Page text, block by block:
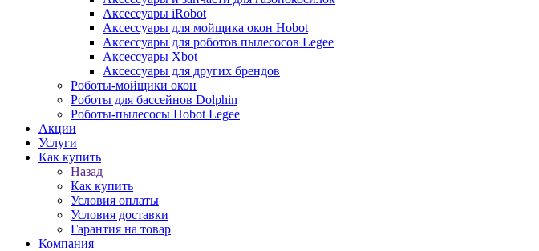
Аксессуары iRobot
Аксессуары для мойщика окон Hobot
Аксессуары для роботов пылесосов Legee
Аксессуары Xbot
Аксессуары для других брендов
Роботы-мойщики окон
Роботы для бассейнов Dolphin
Роботы-пылесосы Hobot Legee
Акции
Услуги
Как купить
Назад
Как купить
Условия оплаты
Условия доставки
Гарантия на товар
Компания